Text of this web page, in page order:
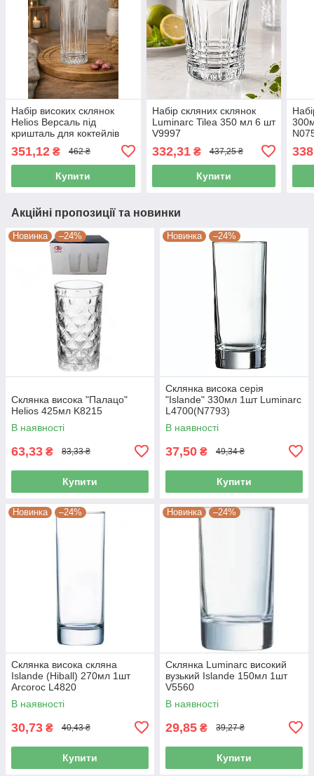
Набір високих склянок
Helios Версаль під
кришталь для коктейлів
351,12 ₴ 462 ₴
Купити
Набір скляних склянок
Luminarc Tilea 350 мл 6 шт
V9997
332,31₴ 437,25 ₴
Купити
Акційні пропозиції та новинки
Новинка –24%
Склянка висока "Палацо"
Helios 425мл K8215
В наявності
63,33 ₴ 83,33 ₴
Купити
Новинка –24%
Склянка висока серія
"Islande" 330мл 1шт Luminarc
L4700(N7793)
В наявності
37,50 ₴ 49,34 ₴
Купити
Новинка –24%
Склянка висока скляна
Islande (Hiball) 270мл 1шт
Arcoroc L4820
В наявності
30,73 ₴ 40,43 ₴
Купити
Новинка –24%
Склянка Luminarc високий
вузький Islande 150мл 1шт
V5560
В наявності
29,85 ₴ 39,27 ₴
Купити